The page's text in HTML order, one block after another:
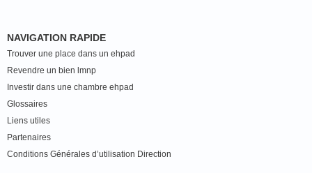
NAVIGATION RAPIDE
Trouver une place dans un ehpad
Revendre un bien lmnp
Investir dans une chambre ehpad
Glossaires
Liens utiles
Partenaires
Conditions Générales d’utilisation Direction